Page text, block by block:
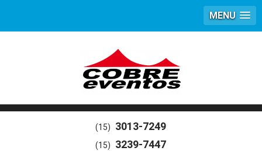
MENU
(15) 3013-7249
(15) 3239-7447